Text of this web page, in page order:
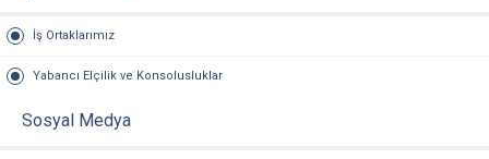
İş Ortaklarımız
Yabancı Elçilik ve Konsolusluklar
Sosyal Medya